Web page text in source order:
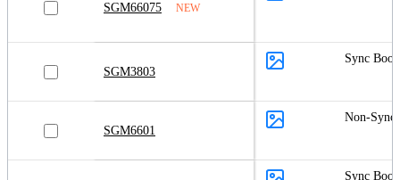
SGM66075 NEW
SGM3803
Sync
SGM6601
Non-Sync
Sync